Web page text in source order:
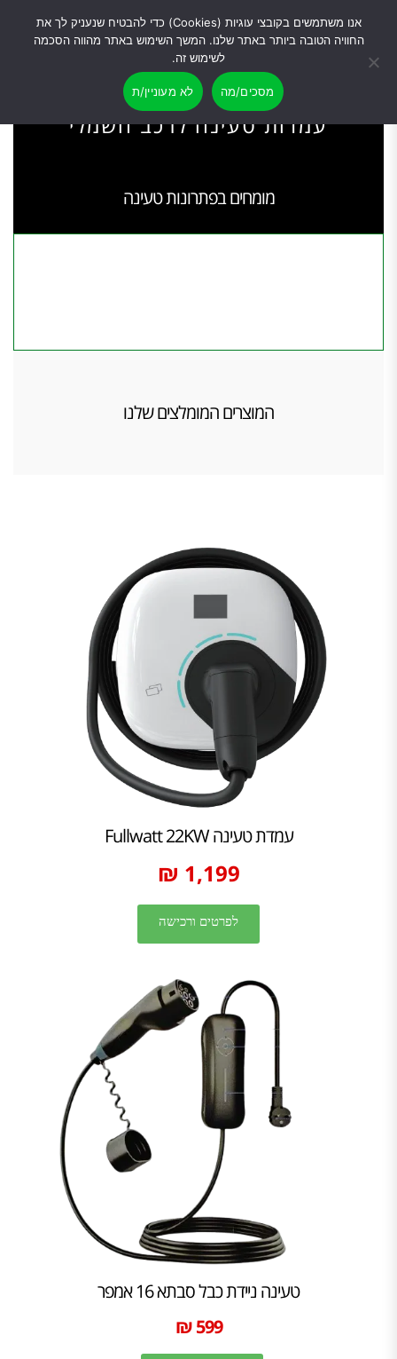
עמדות טעינה לרכב חשמלי​
מומחים בפתרונות טעינה
המוצרים המומלצים שלנו
עמדת טעינה Fullwatt 22KW
1,199 ₪
לפרטים ורכישה
טעינה ניידת כבל סבתא 16 אמפר
599 ₪
אנו משתמשים בקובצי עוגיות (Cookies) כדי להבטיח שנעניק לך את
החוויה הטובה ביותר באתר שלנו. המשך השימוש באתר מהווה הסכמה
לשימוש זה.
מסכים/מה לא מעוניין/ת